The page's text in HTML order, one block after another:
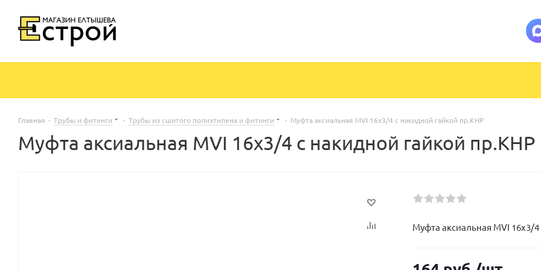
Главная - Трубы и фитинги - Трубы из сшитого полиэтилена и фитинги - Муфта аксиальная MVI 16х3/4 с накидной гайкой пр.КНР
Муфта аксиальная MVI 16х3/4 с накидной гайкой пр.КНР
Муфта аксиальная MVI 16х3/